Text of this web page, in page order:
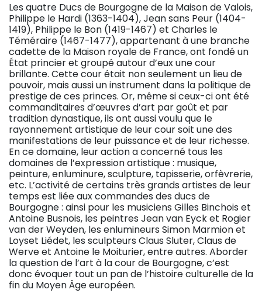
Les quatre Ducs de Bourgogne de la Maison de Valois,
Philippe le Hardi (1363-1404), Jean sans Peur (1404-
1419), Philippe le Bon (1419-1467) et Charles le
Téméraire (1467-1477), appartenant à une branche
cadette de la Maison royale de France, ont fondé un
État princier et groupé autour d’eux une cour
brillante. Cette cour était non seulement un lieu de
pouvoir, mais aussi un instrument dans la politique de
prestige de ces princes. Or, même si ceux-ci ont été
commanditaires d’œuvres d’art par goût et par
tradition dynastique, ils ont aussi voulu que le
rayonnement artistique de leur cour soit une des
manifestations de leur puissance et de leur richesse.
En ce domaine, leur action a concerné tous les
domaines de l’expression artistique : musique,
peinture, enluminure, sculpture, tapisserie, orfèvrerie,
etc. L’activité de certains très grands artistes de leur
temps est liée aux commandes des ducs de
Bourgogne : ainsi pour les musiciens Gilles Binchois et
Antoine Busnois, les peintres Jean van Eyck et Rogier
van der Weyden, les enlumineurs Simon Marmion et
Loyset Liédet, les sculpteurs Claus Sluter, Claus de
Werve et Antoine le Moiturier, entre autres. Aborder
la question de l’art à la cour de Bourgogne, c’est
donc évoquer tout un pan de l’histoire culturelle de la
fin du Moyen Âge européen.